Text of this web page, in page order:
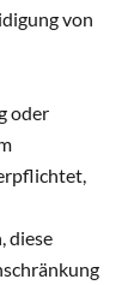
von
oder
diese